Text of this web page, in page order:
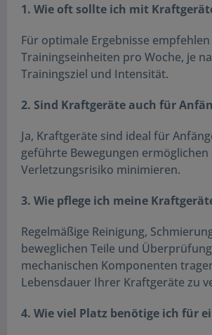
1. Wie oft sollte ich mit
Für optimale Ergebnisse
Trainingseinheiten pro Woche, je
Trainingsziel und Intensität.
2. Sind Kraftgeräte auch für
Ja, Kraftgeräte sind ideal für
geführte Bewegungen ermöglichen
Verletzungsrisiko minimieren.
3. Wie pflege ich meine
Regelmäßige Reinigung,
beweglichen Teile und
mechanischen Komponenten
Lebensdauer Ihrer Kraftgeräte zu
4. Wie viel Platz benötige ich für